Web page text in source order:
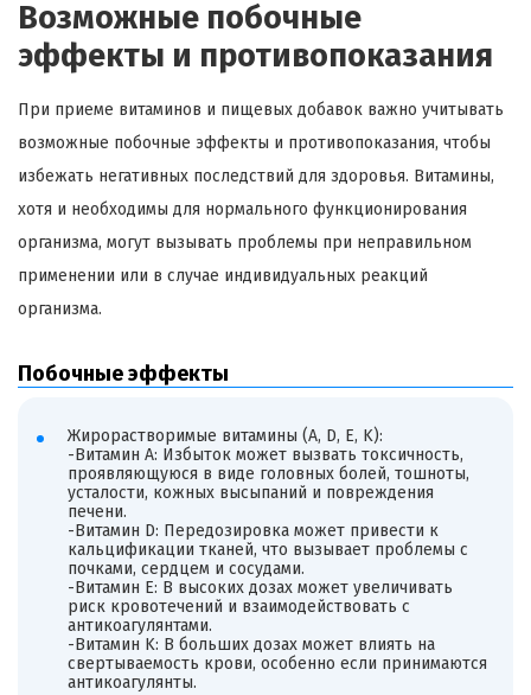
Возможные побочные
эффекты и противопоказания
При приеме витаминов и пищевых добавок важно учитывать
возможные побочные эффекты и противопоказания, чтобы
избежать негативных последствий для здоровья. Витамины,
хотя и необходимы для нормального функционирования
организма, могут вызывать проблемы при неправильном
применении или в случае индивидуальных реакций
организма.
Побочные эффекты
Жирорастворимые витамины (A, D, E, K):
-Витамин A: Избыток может вызвать токсичность,
проявляющуюся в виде головных болей, тошноты,
усталости, кожных высыпаний и повреждения
печени.
-Витамин D: Передозировка может привести к
кальцификации тканей, что вызывает проблемы с
почками, сердцем и сосудами.
-Витамин E: В высоких дозах может увеличивать
риск кровотечений и взаимодействовать с
антикоагулянтами.
-Витамин K: В больших дозах может влиять на
свертываемость крови, особенно если принимаются
антикоагулянты.